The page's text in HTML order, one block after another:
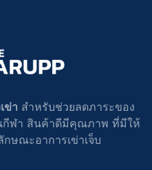
ข่า สำหรับช่วยลดภาระของ
นกีฬา สินค้าดีมีคุณภาพ ที่มีให้
ษณะอาการเข่าเจ็บ